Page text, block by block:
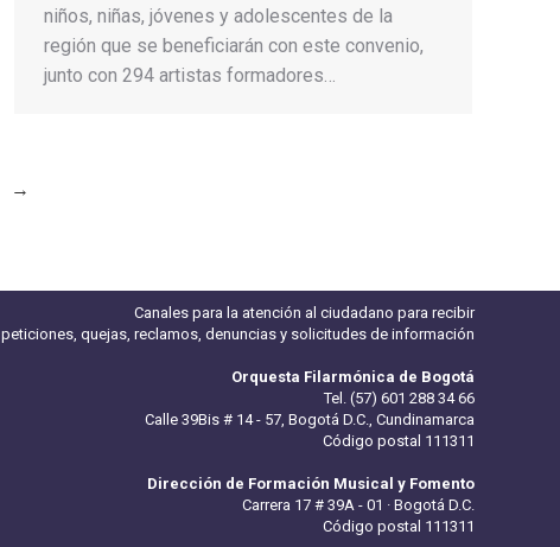
niños, niñas, jóvenes y adolescentes de la
región que se beneficiarán con este convenio,
junto con 294 artistas formadores…
→
Canales para la atención al ciudadano para recibir
peticiones, quejas, reclamos, denuncias y solicitudes de información
Orquesta Filarmónica de Bogotá
Tel. (57) 601 288 34 66
Calle 39Bis # 14 - 57, Bogotá D.C., Cundinamarca
Código postal 111311
Dirección de Formación Musical y Fomento
Carrera 17 # 39A - 01 · Bogotá D.C.
Código postal 111311